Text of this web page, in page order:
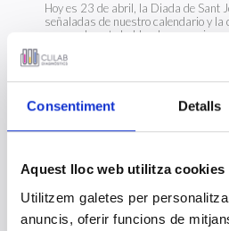
Consentiment Detalls
Aquest lloc web utilitza cookies
Utilitzem galetes per
anuncis, oferir funcions de
Hoy es 23 de abril, la Diada de Sant
señaladas de nuestro calendario y la
personalmente hablando por varias
propio nombre, puesto que me llamo
que impulsa la fiesta por sí misma;
laboratorio y Calidad”
La Dra. Laura Puigví Fernández, jefa
novedades en el transporte de